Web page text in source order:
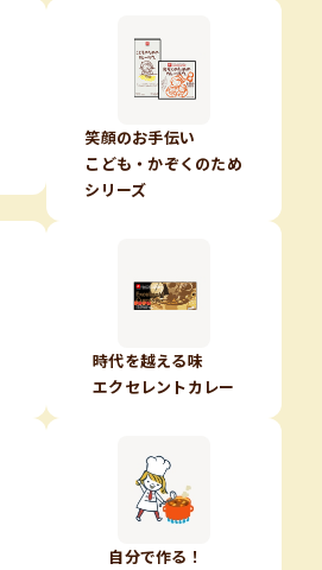
笑顔のお手伝い
こども・かぞくのため
シリーズ
時代を越える味
エクセレントカレー
自分で作る！